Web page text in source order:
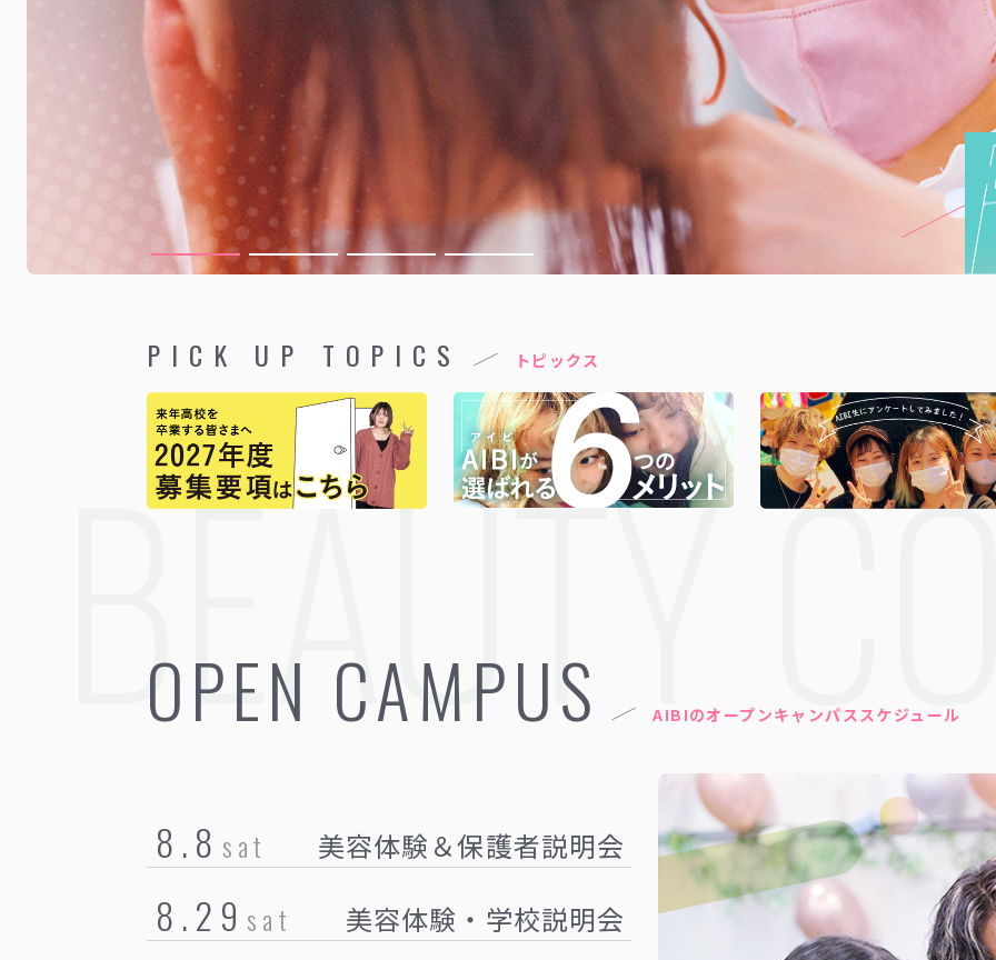
PICK UP TOPICS トピックス
OPEN CAMPUS AIBIのオープンキャンパススケジュール
8.8 sat 美容体験＆保護者説明会
8.29 sat 美容体験・学校説明会